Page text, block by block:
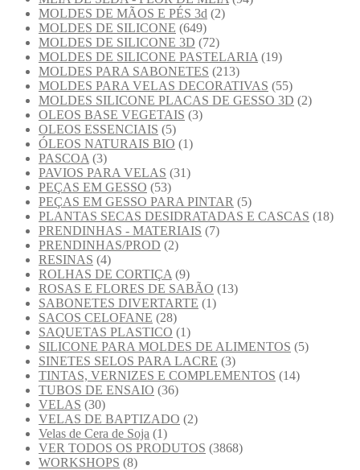
MOLDES DE MÃOS E PÉS 3d (2)
MOLDES DE SILICONE (649)
MOLDES DE SILICONE 3D (72)
MOLDES DE SILICONE PASTELARIA (19)
MOLDES PARA SABONETES (213)
MOLDES PARA VELAS DECORATIVAS (55)
MOLDES SILICONE PLACAS DE GESSO 3D (2)
OLEOS BASE VEGETAIS (3)
OLEOS ESSENCIAIS (5)
ÓLEOS NATURAIS BIO (1)
PASCOA (3)
PAVIOS PARA VELAS (31)
PEÇAS EM GESSO (53)
PEÇAS EM GESSO PARA PINTAR (5)
PLANTAS SECAS DESIDRATADAS E CASCAS (18)
PRENDINHAS - MATERIAIS (7)
PRENDINHAS/PROD (2)
RESINAS (4)
ROLHAS DE CORTIÇA (9)
ROSAS E FLORES DE SABÃO (13)
SABONETES DIVERTARTE (1)
SACOS CELOFANE (28)
SAQUETAS PLASTICO (1)
SILICONE PARA MOLDES DE ALIMENTOS (5)
SINETES SELOS PARA LACRE (3)
TINTAS, VERNIZES E COMPLEMENTOS (14)
TUBOS DE ENSAIO (36)
VELAS (30)
VELAS DE BAPTIZADO (2)
Velas de Cera de Soja (1)
VER TODOS OS PRODUTOS (3868)
WORKSHOPS (8)